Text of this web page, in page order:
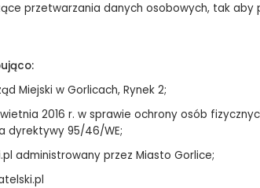
przetwarzania danych osobowych, tak aby
Miejski w Gorlicach, Rynek 2;
2016 r. w sprawie ochrony osób
dyrektywy 95/46/WE;
administrowany przez Miasto Gorlice;